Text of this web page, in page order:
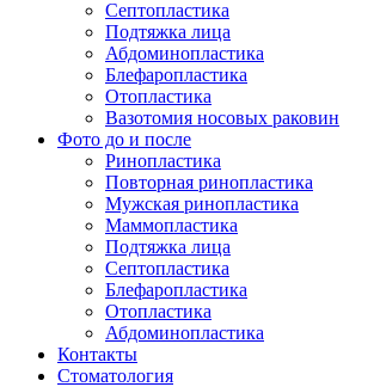
Септопластика
Подтяжка лица
Абдоминопластика
Блефаропластика
Отопластика
Вазотомия носовых раковин
Фото до и после
Ринопластика
Повторная ринопластика
Мужская ринопластика
Маммопластика
Подтяжка лица
Септопластика
Блефаропластика
Отопластика
Абдоминопластика
Контакты
Стоматология